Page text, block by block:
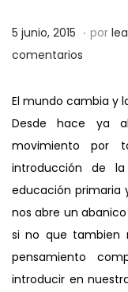
P
u
l
i
c
a
d
o
e
l
5 junio, 2015 2
8
a
y
,
2
0
1
9
. por
comentarios
El mundo cambia y
Desde hace ya
movimiento por
introducción de
educación primaria
nos abre un
si no que tambien
pensamiento
introducir en